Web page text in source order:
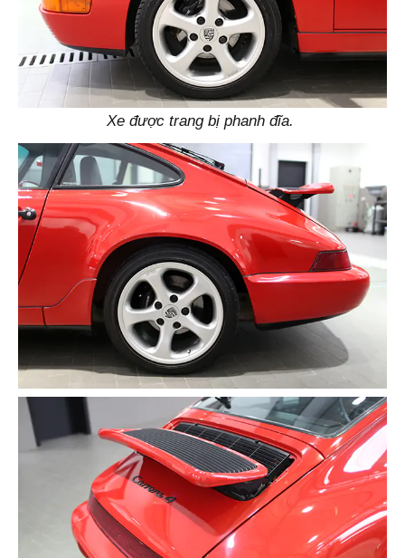
Xe được trang bị phanh đĩa.